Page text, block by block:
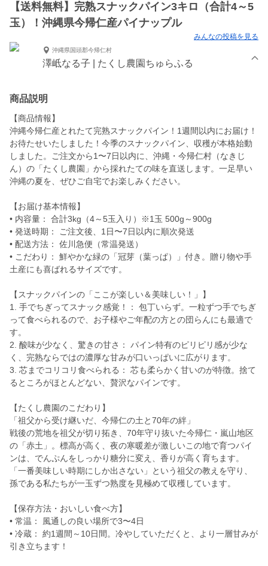
【送料無料】完熟スナックパイン3キロ（合計4～5
玉）！沖縄県今帰仁産パイナップル
みんなの投稿を見る
沖縄県国頭郡今帰仁村
澤岻なる子 | たくし農園ちゅらふる
商品説明
【商品情報】
沖縄今帰仁産とれたて完熟スナックパイン！1週間以内にお届け！
お待たせいたしました！今季のスナックパイン、収穫が本格始動
しました。ご注文から1〜7日以内に、沖縄・今帰仁村（なきじ
ん）の「たくし農園」から採れたての味を直送します。一足早い
沖縄の夏を、ぜひご自宅でお楽しみください。
【お届け基本情報】
• 内容量： 合計3kg（4～5玉入り）※1玉 500g～900g
• 発送時期： ご注文後、1日〜7日以内に順次発送
• 配送方法： 佐川急便（常温発送）
• こだわり： 鮮やかな緑の「冠芽（葉っぱ）」付き。贈り物や手
土産にも喜ばれるサイズです。
【スナックパインの「ここが楽しい＆美味しい！」】
1. 手でちぎってスナック感覚！： 包丁いらず。一粒ずつ手でちぎ
って食べられるので、お子様やご年配の方との団らんにも最適で
す。
2. 酸味が少なく、驚きの甘さ： パイン特有のピリピリ感が少な
く、完熟ならではの濃厚な甘みが口いっぱいに広がります。
3. 芯までコリコリ食べられる： 芯も柔らかく甘いのが特徴。捨て
るところがほとんどない、贅沢なパインです。
【たくし農園のこだわり】
「祖父から受け継いだ、今帰仁の土と70年の絆」
戦後の荒地を祖父が切り拓き、70年守り抜いた今帰仁・嵐山地区
の「赤土」。標高が高く、夜の寒暖差が激しいこの地で育つパイ
ンは、でんぷんをしっかり糖分に変え、香りが高く育ちます。
「一番美味しい時期にしか出さない」という祖父の教えを守り、
孫である私たちが一玉ずつ熟度を見極めて収穫しています。
【保存方法・おいしい食べ方】
• 常温： 風通しの良い場所で3〜4日
• 冷蔵： 約1週間～10日間。冷やしていただくと、より一層甘みが
引き立ちます！